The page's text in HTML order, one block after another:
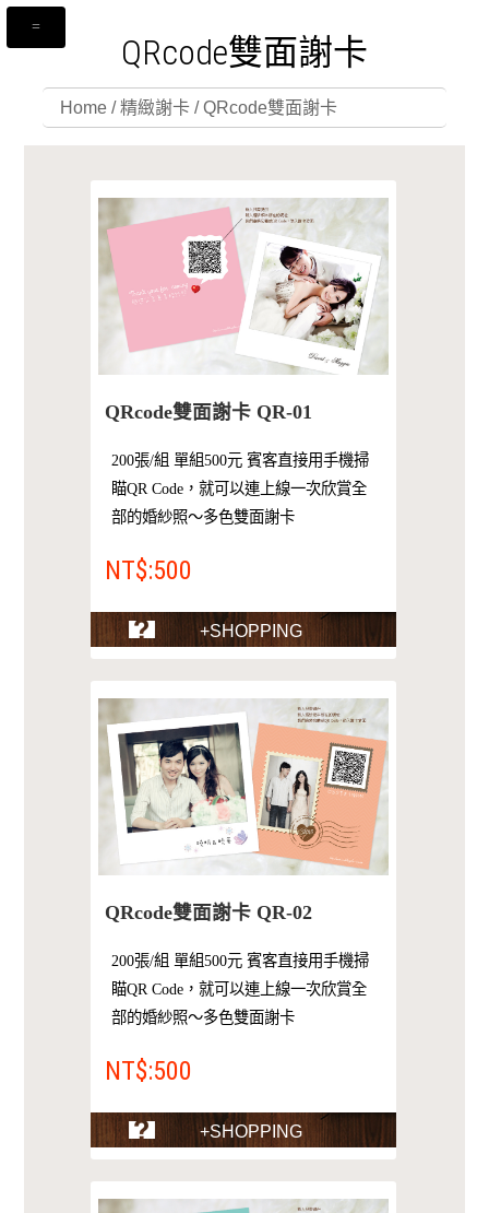
QRcode雙面謝卡
Home/精緻謝卡/QRcode雙面謝卡
QRcode雙面謝卡 QR-01
200張/組 單組500元 賓客直接用手機掃
瞄QR Code，就可以連上線一次欣賞全
部的婚紗照～多色雙面謝卡
NT$:500
+SHOPPING
QRcode雙面謝卡 QR-02
200張/組 單組500元 賓客直接用手機掃
瞄QR Code，就可以連上線一次欣賞全
部的婚紗照～多色雙面謝卡
NT$:500
+SHOPPING